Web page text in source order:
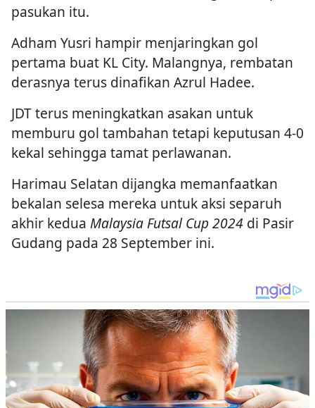
pasukan itu.
Adham Yusri hampir menjaringkan gol
pertama buat KL City. Malangnya, rembatan
derasnya terus dinafikan Azrul Hadee.
JDT terus meningkatkan asakan untuk
memburu gol tambahan tetapi keputusan 4-0
kekal sehingga tamat perlawanan.
Harimau Selatan dijangka memanfaatkan
bekalan selesa mereka untuk aksi separuh
akhir kedua Malaysia Futsal Cup 2024 di Pasir
Gudang pada 28 September ini.